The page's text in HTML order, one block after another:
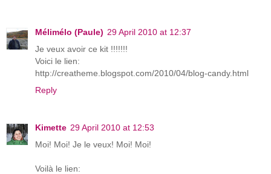
Mélimélo (Paule) 29 April 2010 at 12:37
Je veux avoir ce kit !!!!!!!
Voici le lien:
http://creatheme.blogspot.com/2010/04/blog-candy.html
Reply
Kimette 29 April 2010 at 12:53
Moi! Moi! Je le veux! Moi! Moi!
Voilà le lien: